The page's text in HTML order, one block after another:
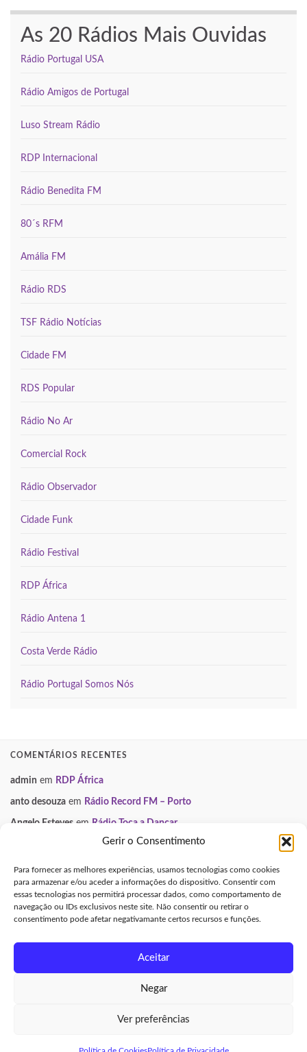
Gerir o Consentimento
Para fornecer as melhores experiências, usamos tecnologias como cookies
para armazenar e/ou aceder a informações do dispositivo. Consentir com
essas tecnologias nos permitirá processar dados, como comportamento de
navegação ou IDs exclusivos neste site. Não consentir ou retirar o
consentimento pode afetar negativamante certos recursos e funções.
Aceitar
Negar
Ver preferências
As 20 Rádios Mais Ouvidas
Rádio Portugal USA
Rádio Amigos de Portugal
Luso Stream Rádio
RDP Internacional
Rádio Benedita FM
80´s RFM
Amália FM
Rádio RDS
TSF Rádio Notícias
Cidade FM
RDS Popular
Rádio No Ar
Comercial Rock
Rádio Observador
Cidade Funk
Rádio Festival
RDP África
Rádio Antena 1
Costa Verde Rádio
Rádio Portugal Somos Nós
COMENTÁRIOS RECENTES
admin em RDP África
anto desouza em Rádio Record FM – Porto
Angelo Esteves em Rádio Toca a Dançar
Smooth FM
Neuza Gondomar Mix
INFORMAÇÃO LEGAL
Política de Privacidade
Política de Cookies (UE)